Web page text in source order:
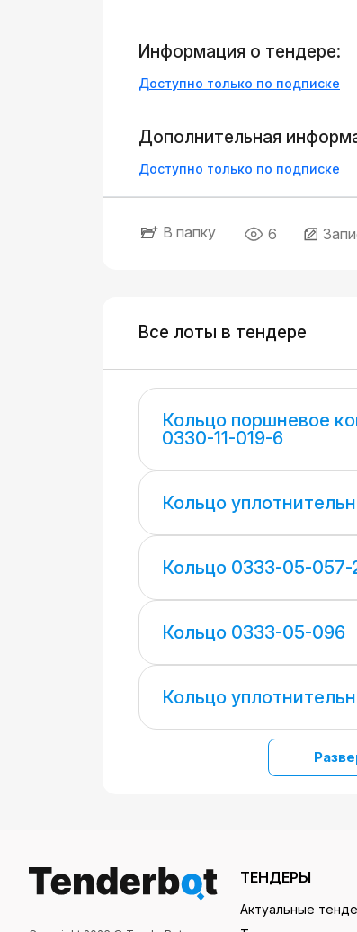
Информация о тендере:
Доступно только по подписке
Дополнительная
Доступно только по подписке
В папку 6
Все лоты в тендере
Кольцо поршневое
0330-11-019-6
Кольцо
Кольцо 0333-05-057-
Кольцо 0333-05-096
Кольцо
ТЕНДЕРЫ
Актуальные